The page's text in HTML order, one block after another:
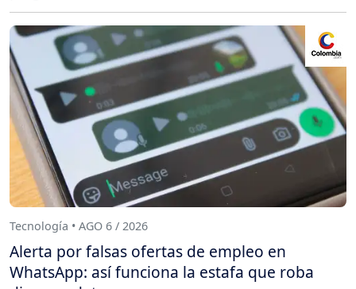
Tecnología • AGO 6 / 2026
Alerta por falsas ofertas de empleo en
WhatsApp: así funciona la estafa que roba